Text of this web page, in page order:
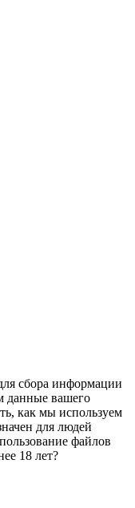
сбора информации
данные вашего
как мы используем
для людей
файлов
18 лет?